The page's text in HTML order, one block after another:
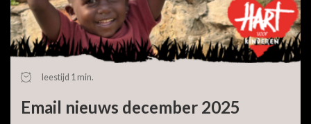
leestijd 1 min.
Email nieuws december 2025